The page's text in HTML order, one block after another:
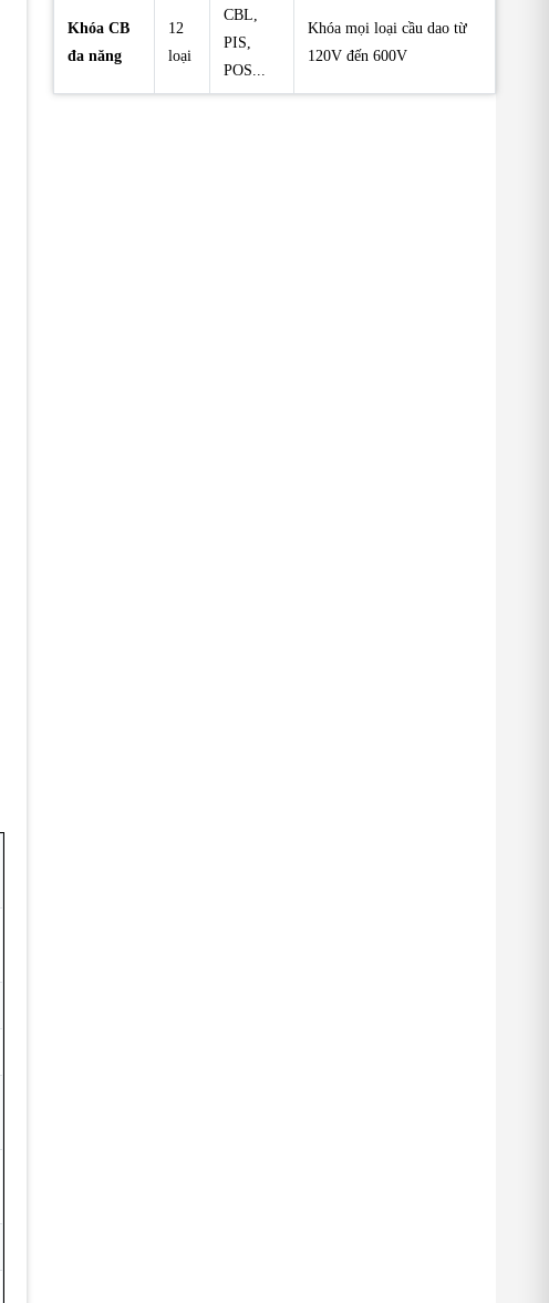
Khóa CB
đa năng
12
loại
CBL,
PIS,
POS...
Khóa mọi loại cầu dao từ
120V đến 600V